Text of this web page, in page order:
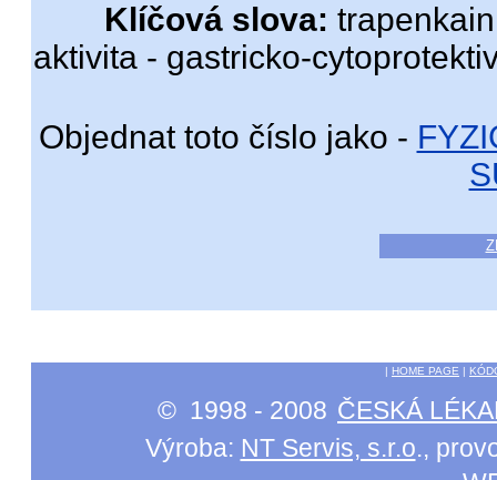
Klíčová slova:
aktivita - gastricko-
Objednat toto číslo jako -
| HOME PAGE |
© 1998 - 2008 ČESKÁ
Výroba: NT Servis, s.r.o.,